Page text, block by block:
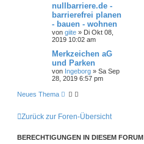
nullbarriere.de -
barrierefrei planen
- bauen - wohnen
von giite » Di Okt 08,
2019 10:02 am
Merkzeichen aG
und Parken
von Ingeborg » Sa Sep
28, 2019 6:57 pm
Neues Thema
Zurück zur Foren-Übersicht
BERECHTIGUNGEN IN DIESEM FORUM